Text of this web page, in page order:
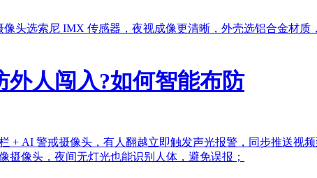
头选索尼 IMX 传感器，夜视成像更清晰，外壳选铝合金材质
人闯入?如何智能布防
+ AI 警戒摄像头，有人翻越立即触发声光报警，同步推送视
摄像头，夜间无灯光也能识别人体，避免误报；